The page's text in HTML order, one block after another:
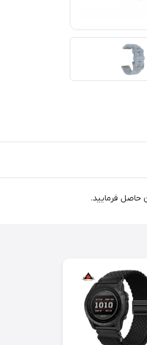
حاصل فرمایید.